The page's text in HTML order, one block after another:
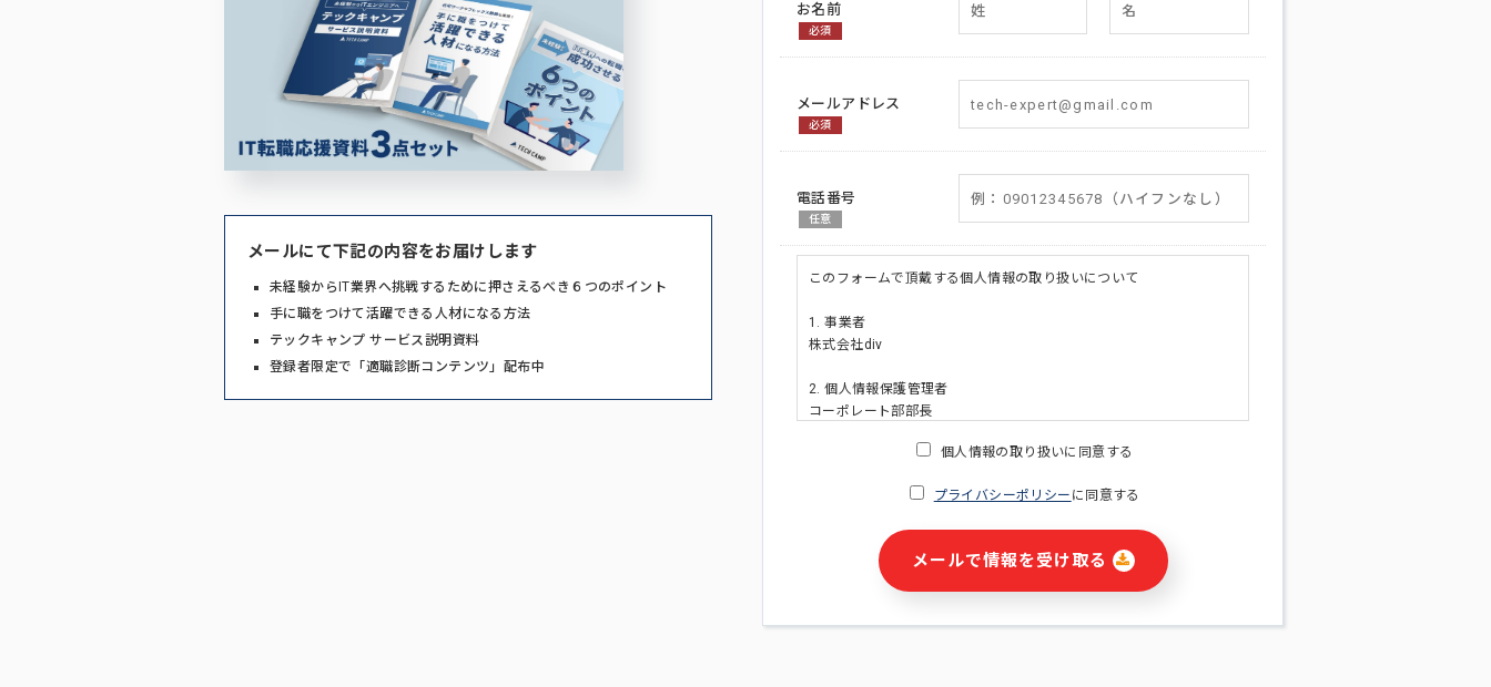
メールにて下記の内容をお届けします
未経験からIT業界へ挑戦するために押さえるべき６つのポイント
手に職をつけて活躍できる人材になる方法
テックキャンプ サービス説明資料
登録者限定で「適職診断コンテンツ」配布中
お名前
必須
メールアドレス
必須
電話番号
任意
このフォームで頂戴する個人情報の取り扱いについて
1. 事業者
株式会社div
2. 個人情報保護管理者
コーポレート部部長
・ご請求された資料の送付のため
・本サービス及び本サービスに関連する情報(当社及び第三者のサー
ビス又は商品等の広告配信・宣伝を含みますが、それらに限定されま
せん)の提供又はそれらに関する連絡のため
個人情報の取り扱いに同意する
プライバシーポリシー に同意する
メールで情報を受け取る